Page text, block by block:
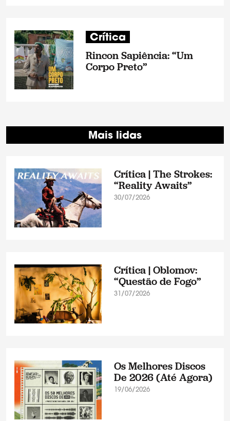
Crítica
Rincon Sapiência: “Um
Corpo Preto”
Mais lidas
Crítica | The Strokes:
“Reality Awaits”
30/07/2026
Crítica | Oblomov:
“Questão de Fogo”
31/07/2026
Os Melhores Discos
De 2026 (Até Agora)
19/06/2026